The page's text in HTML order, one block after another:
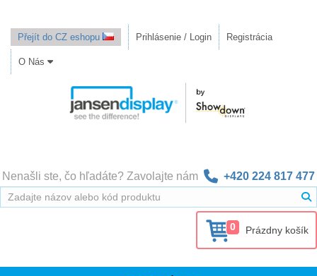
Přejít do CZ eshopu Prihlásenie / Login Registrácia
O Nás
Nenašli ste, čo hľadáte? Zavolajte nám +420 224 817 477
0 Prázdny košík